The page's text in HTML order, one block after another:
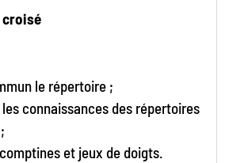
croisé
le répertoire ;
connaissances des répertoires
et jeux de doigts.